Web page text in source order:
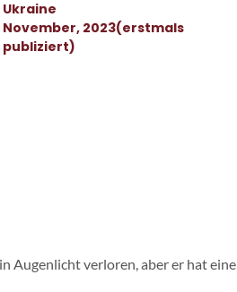
Ukraine
November, 2023(erstmals
publiziert)
Augenlicht verloren, aber er hat eine